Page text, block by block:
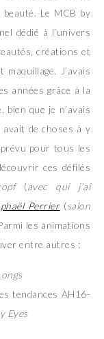
Le MCB by
dédié à l’univers
créations et
J’avais
années grâce à la
bien que je n’avais
de choses à y
pour tous les
ces défilés
(avec qui j’ai
Perrier(salon
les animations
entre autres :
tendances AH16-
Eyes